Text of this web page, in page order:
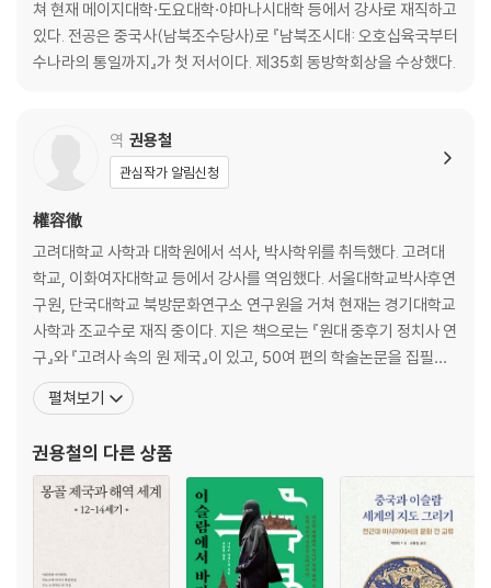
3. 낙양의 번영과 문벌정치
1. 육진의 난과 이주영의 전횡
2. 동위의 권신 고환의 고뇌 - 훈귀와 한인 귀족의 틈에서
3. 서위의 권신 우문태의 복고정책 - 유목적 관제와『주례』의 제도
1. 양의 건국과 천감의 개혁
2. 황제보살의 빛과 그림자
3. 후경의 난과 양의 붕괴
6장 - 또 하나의 삼국시대(북제, 북주, 진)(북조4, 남조3)
1. 북제 - 격화하는 권력 투쟁
2. 북주 - 화북 통일로의 길
3. 진 - 남조 최후의 왕조
종장 - 남북조시대의 다이나미즘
맺음말
쳐 현재 메이지대학·도요대학·야마나시대학 등에서 강사로 재직하고
있다. 전공은 중국사(남북조수당사)로 『남북조시대: 오호십육국부터
수나라의 통일까지』가 첫 저서이다. 제35회 동방학회상을 수상했다.
역 권용철
관심작가 알림신청
權容徹
고려대학교 사학과 대학원에서 석사, 박사학위를 취득했다. 고려대
학교, 이화여자대학교 등에서 강사를 역임했다. 서울대학교박사후연
구원, 단국대학교 북방문화연구소 연구원을 거쳐 현재는 경기대학교
사학과 조교수로 재직 중이다. 지은 책으로는 『원대 중후기 정치사 연
구』와 『고려사 속의 원 제국』이 있고, 50여 편의 학술논문을 집필했
다. 번역기획공동체 ‘창窓’의 일원으로 활동하면서 『몽골족의 역사』,
『킵차크 칸국』, 『칭기스의 교환』, 『몽골제국』, 『랍반 사우마의 서방견
『중국과 이슬람 세계의 지도 그리기
펼쳐보기
권용철의 다른 상품